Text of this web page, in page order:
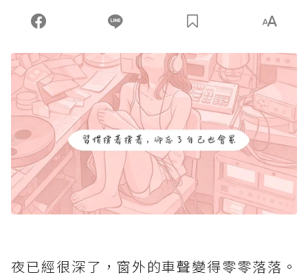
夜已經很深了，窗外的車聲變得零零落落。